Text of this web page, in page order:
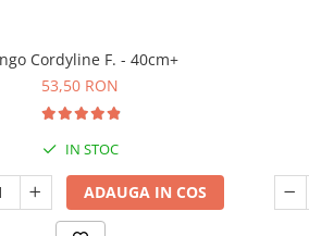
Cordyline F. - 40cm+
53,50 RON
IN STOC
ADAUGA IN COS